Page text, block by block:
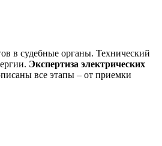
в судебные органы. Технический
Экспертиза электрических
все этапы – от приемки